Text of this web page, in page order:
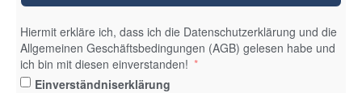
Hiermit erkläre ich, dass ich die Datenschutzerklärung und die
Allgemeinen Geschäftsbedingungen (AGB) gelesen habe und
ich bin mit diesen einverstanden!
Einverständniserklärung